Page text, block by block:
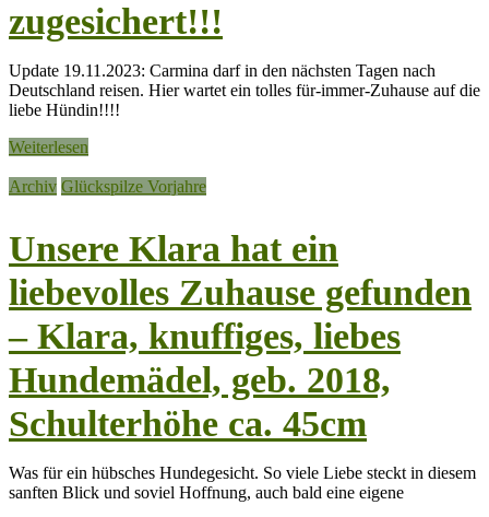
zugesichert!!!
Update 19.11.2023: Carmina darf in den nächsten Tagen nach
Deutschland reisen. Hier wartet ein tolles für-immer-Zuhause auf die
liebe Hündin!!!!
Weiterlesen
Archiv Glückspilze Vorjahre
Unsere Klara hat ein
liebevolles Zuhause gefunden
– Klara, knuffiges, liebes
Hundemädel, geb. 2018,
Schulterhöhe ca. 45cm
Was für ein hübsches Hundegesicht. So viele Liebe steckt in diesem
sanften Blick und soviel Hoffnung, auch bald eine eigene